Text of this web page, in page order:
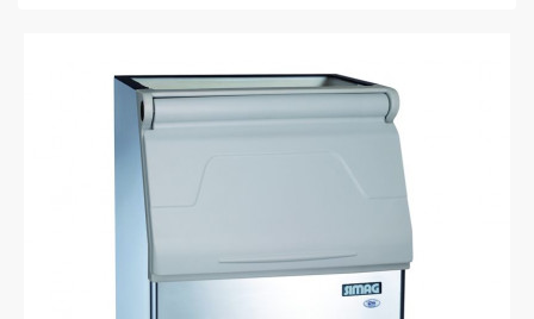
PROFESSIONALE
PROFESSIONALI